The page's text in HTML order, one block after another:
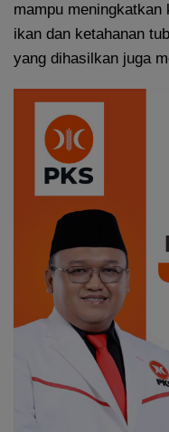
mampu meningkatkan
ikan dan ketahanan
yang dihasilkan juga